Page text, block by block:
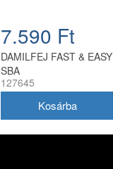
7.590 Ft
DAMILFEJ FAST & EASY
SBA
127645